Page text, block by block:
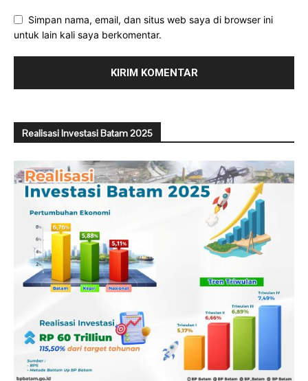
Simpan nama, email, dan situs web saya di browser ini
untuk lain kali saya berkomentar.
Realisasi Investasi Batam 2025